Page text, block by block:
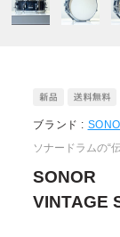
ブランド :
ソナードラムの“
SONOR
VINTAGE